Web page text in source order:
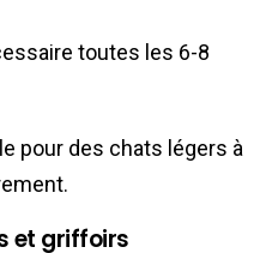
toutes les 6-8
pour des chats légers à
et griffoirs